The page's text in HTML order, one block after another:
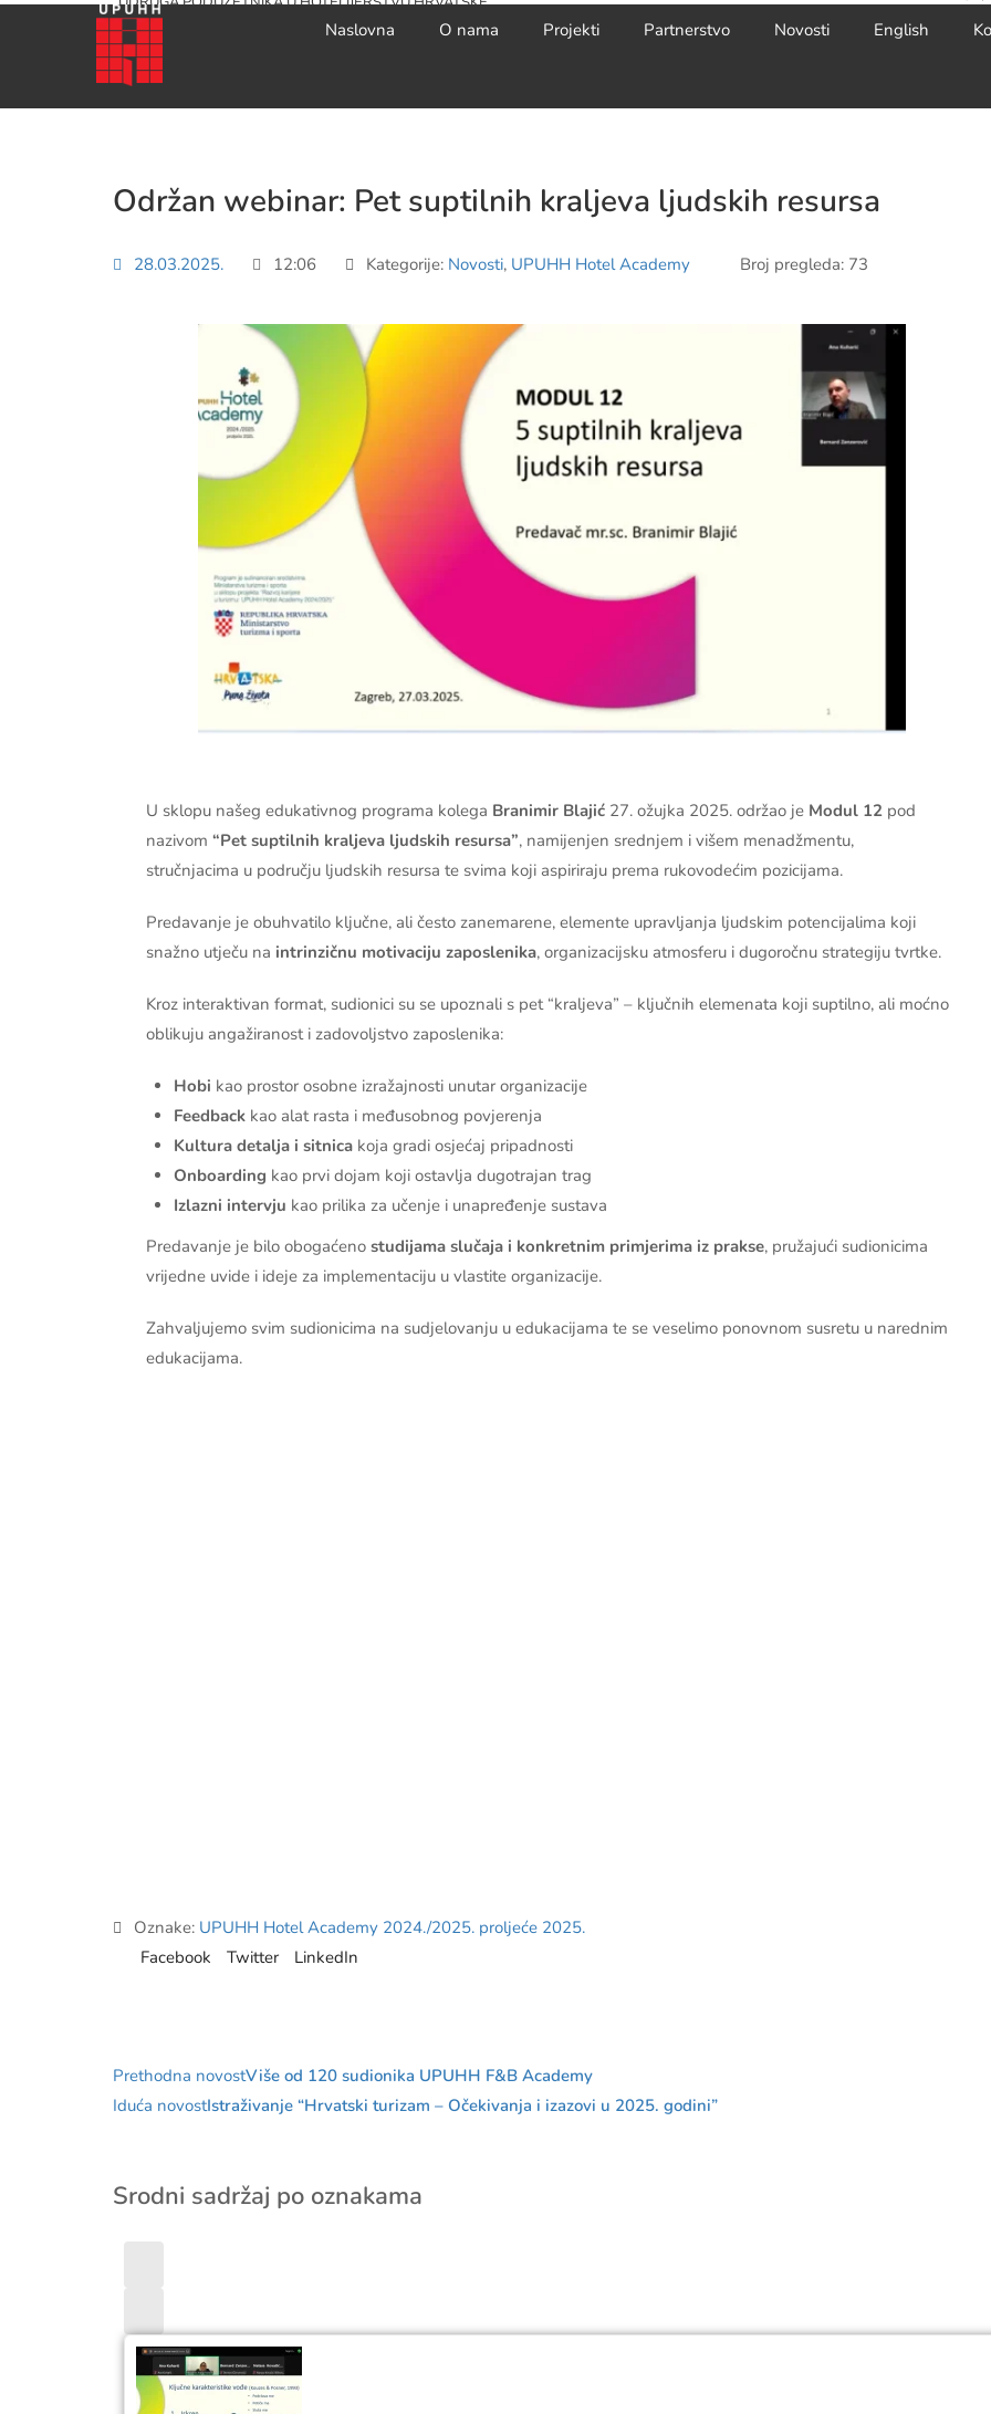
Naslovna O nama Projekti Partnerstvo Novosti English
Održan webinar: Pet suptilnih kraljeva ljudskih resursa
28.03.2025. 12:06 Kategorije: Novosti, UPUHH Hotel Academy Broj pregleda: 73
U sklopu našeg edukativnog programa kolega Branimir Blajić 27. ožujka 2025. održao je Modul 12 pod
nazivom “Pet suptilnih kraljeva ljudskih resursa”, namijenjen srednjem i višem menadžmentu,
stručnjacima u području ljudskih resursa te svima koji aspiriraju prema rukovodećim pozicijama.
Predavanje je obuhvatilo ključne, ali često zanemarene, elemente upravljanja ljudskim potencijalima koji
snažno utječu na intrinzičnu motivaciju zaposlenika, organizacijsku atmosferu i dugoročnu strategiju tvrtke.
Kroz interaktivan format, sudionici su se upoznali s pet “kraljeva” – ključnih elemenata koji suptilno, ali moćno
oblikuju angažiranost i zadovoljstvo zaposlenika:
Hobi kao prostor osobne izražajnosti unutar organizacije
Feedback kao alat rasta i međusobnog povjerenja
Kultura detalja i sitnica koja gradi osjećaj pripadnosti
Onboarding kao prvi dojam koji ostavlja dugotrajan trag
Izlazni intervju kao prilika za učenje i unapređenje sustava
Predavanje je bilo obogaćeno studijama slučaja i konkretnim primjerima iz prakse, pružajući sudionicima
vrijedne uvide i ideje za implementaciju u vlastite organizacije.
Zahvaljujemo svim sudionicima na sudjelovanju u edukacijama te se veselimo ponovnom susretu u narednim
edukacijama.
Oznake: UPUHH Hotel Academy 2024./2025. proljeće 2025.
Facebook
Twitter LinkedIn
Prethodna novostViše od 120 sudionika UPUHH F&B Academy
Iduća novostIstraživanje “Hrvatski turizam – Očekivanja i izazovi u 2025. godini”
Srodni sadržaj po oznakama